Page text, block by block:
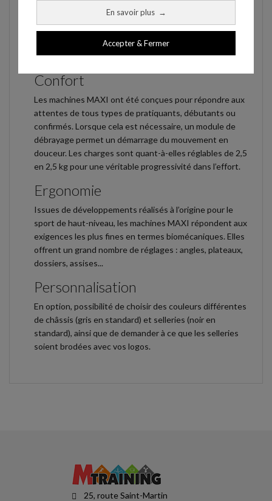
En savoir plus →
Accepter & Fermer
Hauteur : 130 cm.
Poids : 205 kg.
Confort
Les machines MAXI ont été conçues pour répondre aux
attentes de tous types de pratiquants, débutants ou
confirmés. Lorsque cela est nécessaire, un module de
débrayage permet un démarrage du mouvement en
douceur. Les charges sont quant-à-elles réglables de 2,5
en 2,5 kg pour une véritable progressivité dans l’effort.
Ergonomie
Issues de développements réalisés à l’origine pour le
sport de haut-niveau, les machines MAXI répondent aux
exigences les plus fines en termes biomécaniques. Elles
offrent un grand nombre de réglages : angles, plateaux,
dossiers, assises...
Personnalisation
En option, possibilité de choisir des couleurs différentes
de châssis (gris en standard) et selleries (noir en
standard), ainsi que de demander à ce que les selleries
soient brodées avec vos logos.
25, route Saint-Martin